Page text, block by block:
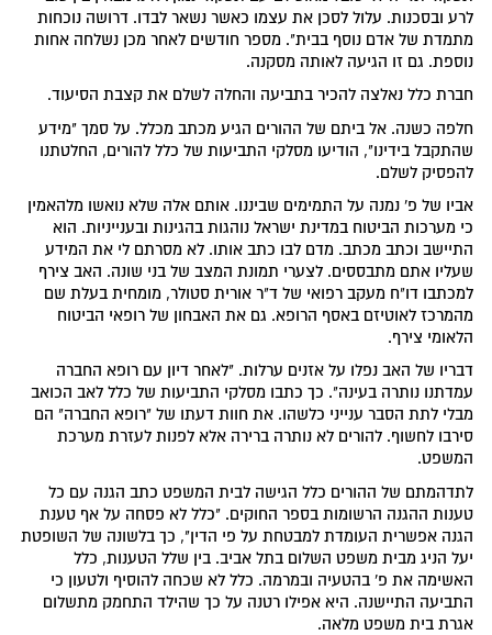
לרע ובסכנות. עלול לסכן את עצמו כאשר נשאר לבדו. דרושה נוכחות
מתמדת של אדם נוסף בבית". מספר חודשים לאחר מכן נשלחה אחות
נוספת. גם זו הגיעה לאותה מסקנה.
חברת כלל נאלצה להכיר בתביעה והחלה לשלם את קצבת הסיעוד.
חלפה כשנה. אל ביתם של ההורים הגיע מכתב מכלל. על סמך "מידע
שהתקבל בידינו", הודיעו מסלקי התביעות של כלל להורים, החלטתנו
להפסיק לשלם.
אביו של פ' נמנה על התמימים שביננו. אותם אלה שלא נואשו מלהאמין
כי מערכות הביטוח במדינת ישראל נוהגות בהגינות ובענייניות. הוא
התיישב וכתב מכתב. מדם לבו כתב אותו. לא מסרתם לי את המידע
שעליו אתם מתבססים. לצערי תמונת המצב של בני שונה. האב צירף
למכתבו דו"ח מעקב רפואי של ד"ר אורית סטולר, מומחית בעלת שם
מהמרכז לאוטיזם באסף הרופא. גם את האבחון של רופאי הביטוח
הלאומי צירף.
דבריו של האב נפלו על אזנים ערלות. "לאחר דיון עם רופא החברה
עמדתנו נותרה בעינה". כך כתבו מסלקי התביעות של כלל לאב הכואב
מבלי לתת הסבר ענייני כלשהו. את חוות דעתו של "רופא החברה" הם
סירבו לחשוף. להורים לא נותרה ברירה אלא לפנות לעזרת מערכת
המשפט.
לתדהמתם של ההורים כלל הגישה לבית המשפט כתב הגנה עם כל
טענות ההגנה הרשומות בספר החוקים. "כלל לא פסחה על אף טענת
הגנה אפשרית העומדת למבטחת על פי הדין", כך בלשונה של השופטת
יעל הניג מבית משפט השלום בתל אביב. בין שלל הטענות, כלל
האשימה את פ' בהטעיה ובמרמה. כלל לא שכחה להוסיף ולטעון כי
התביעה התיישנה. היא אפילו רטנה על כך שהילד התחמק מתשלום
אגרת בית משפט מלאה.